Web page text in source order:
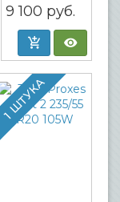
9 100 руб.
1 ШТУКА